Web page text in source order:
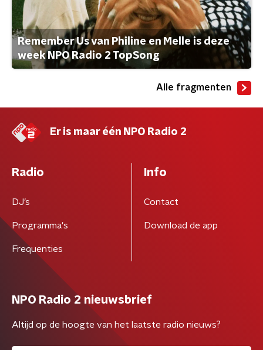
Remember Us van Philine en Melle is deze
week NPO Radio 2 TopSong
Alle fragmenten
Er is maar één NPO Radio 2
Radio
DJ’s
Programma's
Frequenties
Info
Contact
Download de app
NPO Radio 2 nieuwsbrief
Altijd op de hoogte van het laatste radio nieuws?